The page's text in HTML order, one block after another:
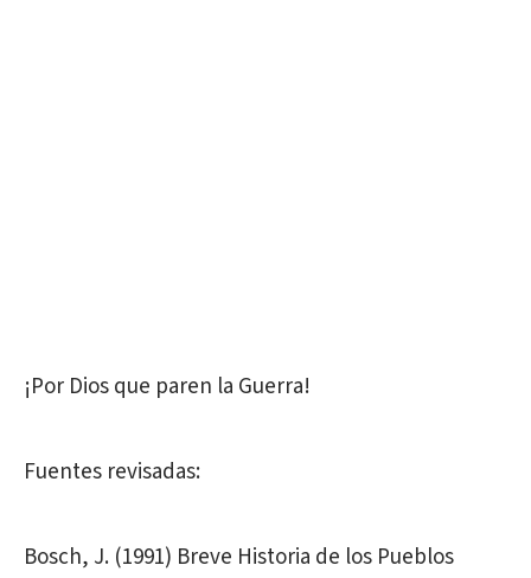
¡Por Dios que paren la Guerra!
Fuentes revisadas:
Bosch, J. (1991) Breve Historia de los Pueblos